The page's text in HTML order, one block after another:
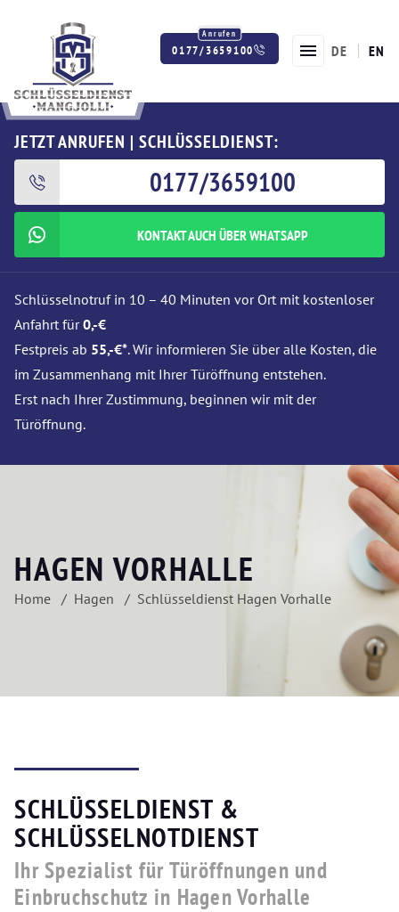
0177/3659100 DE EN
JETZT ANRUFEN | SCHLÜSSELDIENST:
0177/3659100
KONTAKT AUCH ÜBER WHATSAPP
Schlüsselnotruf in 10 – 40 Minuten vor Ort mit kostenloser
Anfahrt für0,-€
Festpreis ab 55,-€*. Wir informieren Sie über alle Kosten, die
im Zusammenhang mit Ihrer Türöffnung entstehen.
Erst nach Ihrer Zustimmung, beginnen wir mit der
Türöffnung.
HAGEN VORHALLE
Home Hagen Schlüsseldienst Hagen Vorhalle
SCHLÜSSELDIENST &
SCHLÜSSELNOTDIENST
Ihr Spezialist für Türöffnungen und
Einbruchschutz in Hagen Vorhalle